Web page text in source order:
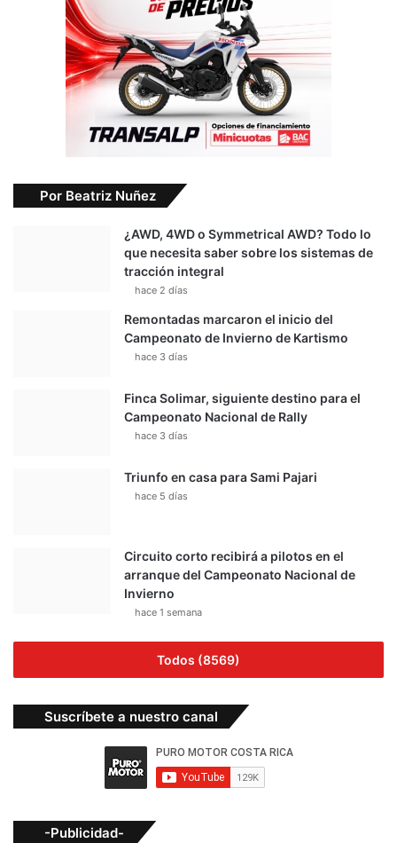
Por Beatriz Nuñez
¿AWD, 4WD o Symmetrical AWD? Todo lo
que necesita saber sobre los sistemas de
tracción integral
hace 2 días
Remontadas marcaron el inicio del
Campeonato de Invierno de Kartismo
hace 3 días
Finca Solimar, siguiente destino para el
Campeonato Nacional de Rally
hace 3 días
Triunfo en casa para Sami Pajari
hace 5 días
Circuito corto recibirá a pilotos en el
arranque del Campeonato Nacional de
Invierno
hace 1 semana
Todos (8569)
Suscríbete a nuestro canal
-Publicidad-